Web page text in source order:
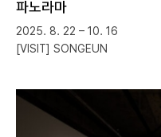
파노라마
2025. 8. 22 – 10. 16
[VISIT] SONGEUN